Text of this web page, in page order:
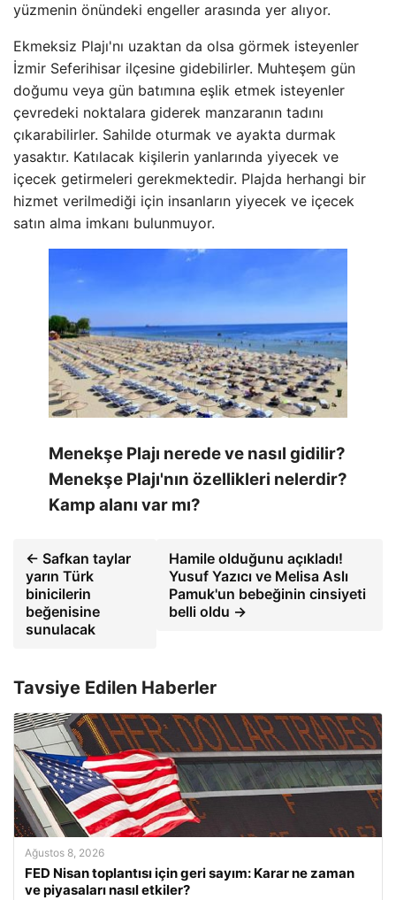
yüzmenin önündeki engeller arasında yer alıyor.
Ekmeksiz Plajı'nı uzaktan da olsa görmek isteyenler
İzmir Seferihisar ilçesine gidebilirler. Muhteşem gün
doğumu veya gün batımına eşlik etmek isteyenler
çevredeki noktalara giderek manzaranın tadını
çıkarabilirler. Sahilde oturmak ve ayakta durmak
yasaktır. Katılacak kişilerin yanlarında yiyecek ve
içecek getirmeleri gerekmektedir. Plajda herhangi bir
hizmet verilmediği için insanların yiyecek ve içecek
satın alma imkanı bulunmuyor.
Menekşe Plajı nerede ve nasıl gidilir?
Menekşe Plajı'nın özellikleri nelerdir?
Kamp alanı var mı?
← Safkan taylar
yarın Türk
binicilerin
beğenisine
sunulacak
Hamile olduğunu açıkladı!
Yusuf Yazıcı ve Melisa Aslı
Pamuk'un bebeğinin cinsiyeti
belli oldu →
Tavsiye Edilen Haberler
Ağustos 8, 2026
FED Nisan toplantısı için geri sayım: Karar ne zaman
ve piyasaları nasıl etkiler?